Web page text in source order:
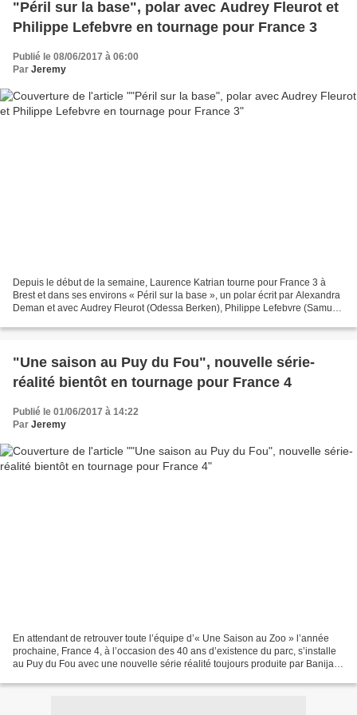
"Péril sur la base", polar avec Audrey Fleurot et
Philippe Lefebvre en tournage pour France 3
Publié le 08/06/2017 à 06:00
Par Jeremy
Depuis le début de la semaine, Laurence Katrian tourne pour France 3 à
Brest et dans ses environs « Péril sur la base », un polar écrit par Alexandra
Deman et avec Audrey Fleurot (Odessa Berken), Philippe Lefebvre (Samuel
"Une saison au Puy du Fou", nouvelle série-
réalité bientôt en tournage pour France 4
Publié le 01/06/2017 à 14:22
Par Jeremy
En attendant de retrouver toute l’équipe d’« Une Saison au Zoo » l’année
prochaine, France 4, à l’occasion des 40 ans d’existence du parc, s’installe
au Puy du Fou avec une nouvelle série réalité toujours produite par Banijay